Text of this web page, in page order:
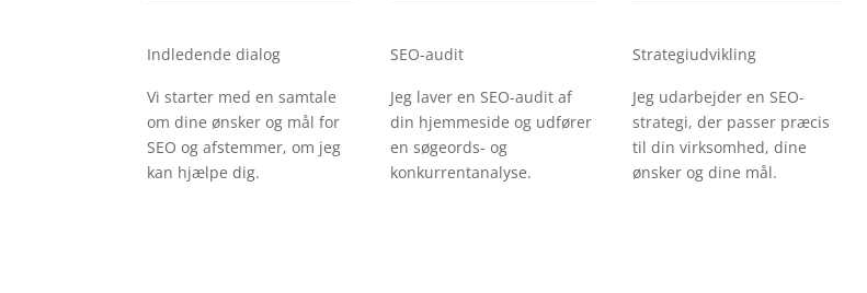
Indledende dialog
Vi starter med en samtale
om dine ønsker og mål for
SEO og afstemmer, om jeg
kan hjælpe dig.
SEO-audit
Jeg laver en SEO-audit af
din hjemmeside og udfører
en søgeords- og
konkurrentanalyse.
Strategiudvikling
Jeg udarbejder en SEO-
strategi, der passer præcis
til din virksomhed, dine
ønsker og dine mål.